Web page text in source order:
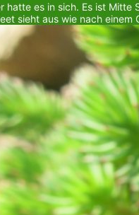
hatte es in sich. Es ist
sieht aus wie nach